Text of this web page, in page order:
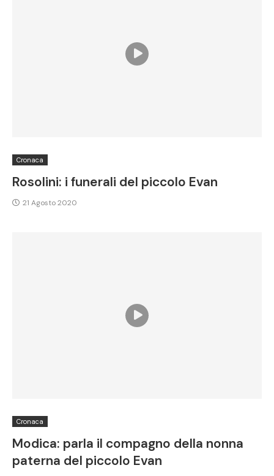
Cronaca
Rosolini: i funerali del piccolo Evan
21 Agosto 2020
Cronaca
Modica: parla il compagno della nonna
paterna del piccolo Evan